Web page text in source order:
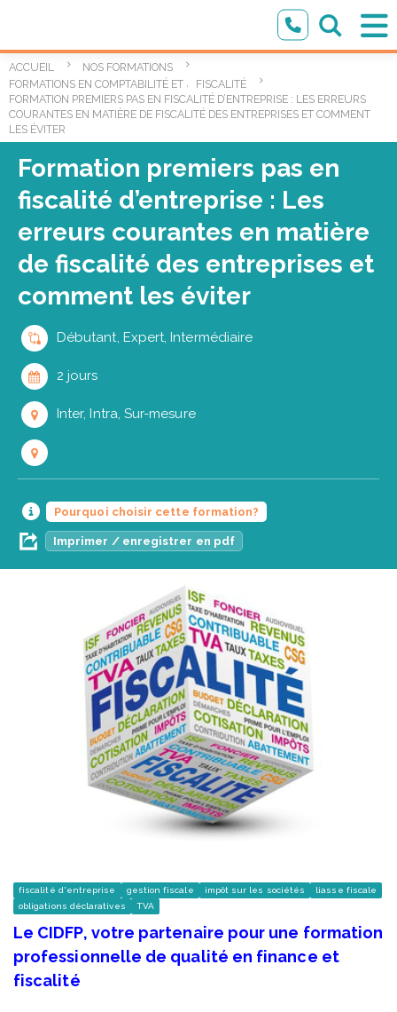
ACCUEIL
NOS FORMATIONS
FORMATIONS EN COMPTABILITÉ ET FINANCES
,
FISCALITÉ
FORMATION PREMIERS PAS EN FISCALITÉ D’ENTREPRISE : LES ERREURS
COURANTES EN MATIÈRE DE FISCALITÉ DES ENTREPRISES ET COMMENT
LES ÉVITER
Formation premiers pas en
fiscalité d’entreprise : Les
erreurs courantes en matière
de fiscalité des entreprises et
comment les éviter
Débutant, Expert, Intermédiaire
2 jours
Inter, Intra, Sur-mesure
Pourquoi choisir cette formation?
Imprimer / enregistrer en pdf
fiscalité d'entreprise gestion fiscale impôt sur les sociétés
liasse fiscale
obligations déclaratives
TVA
Le CIDFP, votre partenaire pour une formation
professionnelle de qualité en finance et
fiscalité